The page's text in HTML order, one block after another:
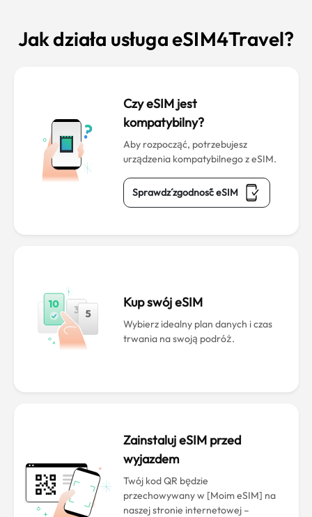
Jak działa usługa eSIM4Travel?
Czy eSIM jest
kompatybilny?
Aby rozpocząć, potrzebujesz
urządzenia kompatybilnego z eSIM.
Sprawdź zgodność eSIM
Kup swój eSIM
Wybierz idealny plan danych i czas
trwania na swoją podróż.
Zainstaluj eSIM przed
wyjazdem
Twój kod QR będzie
przechowywany w [Moim eSIM] na
naszej stronie internetowej –